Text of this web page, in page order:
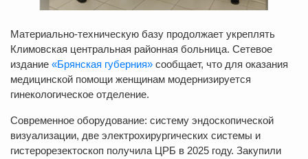
Материально-техническую базу продолжает укреплять
Климовская центральная районная больница. Сетевое
издание «Брянская губерния» сообщает, что для оказания
медицинской помощи женщинам модернизируется
гинекологическое отделение.
Современное оборудование: систему эндоскопической
визуализации, две электрохирургических системы и
гистерорезектоскоп получила ЦРБ в 2025 году. Закупили